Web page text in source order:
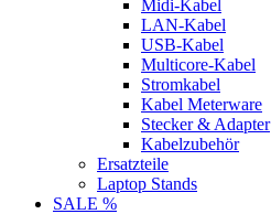
Midi-Kabel
LAN-Kabel
USB-Kabel
Multicore-Kabel
Stromkabel
Kabel Meterware
Stecker & Adapter
Kabelzubehör
Ersatzteile
Laptop Stands
SALE %